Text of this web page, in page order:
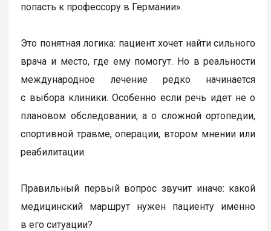
попасть к профессору в Германии».
Это понятная логика: пациент хочет найти сильного
врача и место, где ему помогут. Но в реальности
международное лечение редко начинается
с выбора клиники. Особенно если речь идет не о
плановом обследовании, а о сложной ортопедии,
спортивной травме, операции, втором мнении или
реабилитации.
Правильный первый вопрос звучит иначе: какой
медицинский маршрут нужен пациенту именно
в его ситуации?